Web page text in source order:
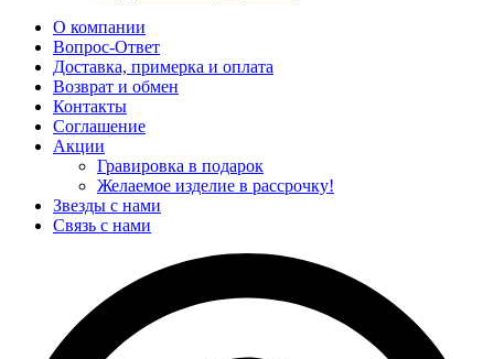
О компании
Вопрос-Ответ
Доставка, примерка и оплата
Возврат и обмен
Контакты
Соглашение
Акции
Гравировка в подарок
Желаемое изделие в рассрочку!
Звезды с нами
Связь с нами